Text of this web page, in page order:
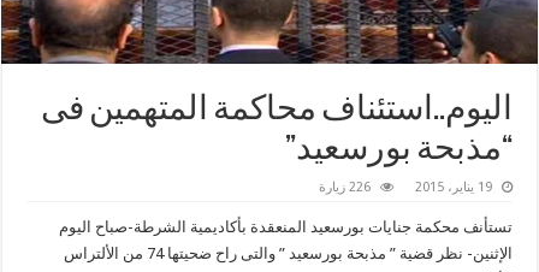
اليوم..استئناف محاكمة المتهمين فى
“مذبحة بورسعيد”
19 يناير، 2015 226 زيارة
تستأنف محكمة جنايات بورسعيد المنعقدة بأكاديمية الشرطة-صباح اليوم
الإثنين- نظر قضية ” مذبحة بورسعيد ” والتى راح ضحيتها 74 من الألتراس